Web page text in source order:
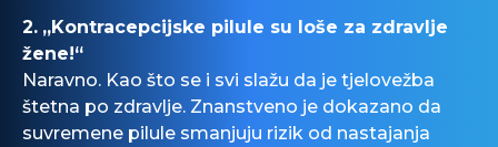
2. „Kontracepcijske pilule su loše za zdravlje
žene!“
Naravno. Kao što se i svi slažu da je tjelovežba
štetna po zdravlje. Znanstveno je dokazano da
suvremene pilule smanjuju rizik od nastajanja